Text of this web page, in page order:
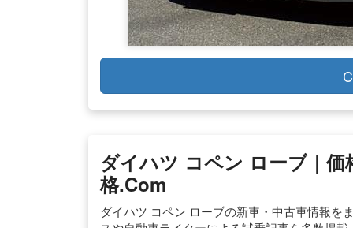
ダイハツ コペン ローブ｜
格.com
ダイハツ コペン ローブの新車・中古車情報を